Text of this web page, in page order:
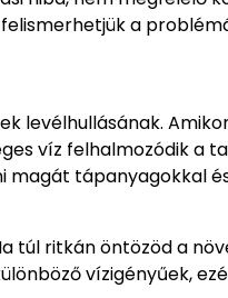
a
levélhullásának.
víz felhalmozódik a
tápanyagokkal
túl ritkán öntözöd a
vízigényűek,